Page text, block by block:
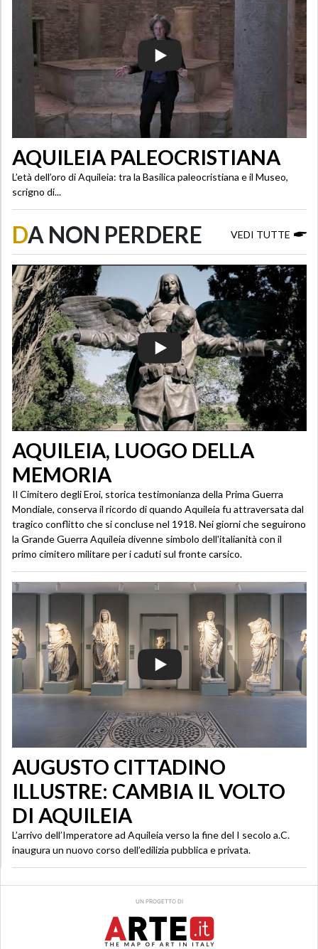
AQUILEIA PALEOCRISTIANA
L’età dell’oro di Aquileia: tra la Basilica paleocristiana e il Museo,
scrigno di...
DA NON PERDERE VEDI TUTTE
AQUILEIA, LUOGO DELLA
MEMORIA
Il Cimitero degli Eroi, storica testimonianza della Prima Guerra
Mondiale, conserva il ricordo di quando Aquileia fu attraversata dal
tragico conflitto che si concluse nel 1918. Nei giorni che seguirono
la Grande Guerra Aquileia divenne simbolo dell'italianità con il
primo cimitero militare per i caduti sul fronte carsico.
AUGUSTO CITTADINO
ILLUSTRE: CAMBIA IL VOLTO
DI AQUILEIA
L’arrivo dell’Imperatore ad Aquileia verso la fine del I secolo a.C.
inaugura un nuovo corso dell’edilizia pubblica e privata.
UN PROGETTO DI